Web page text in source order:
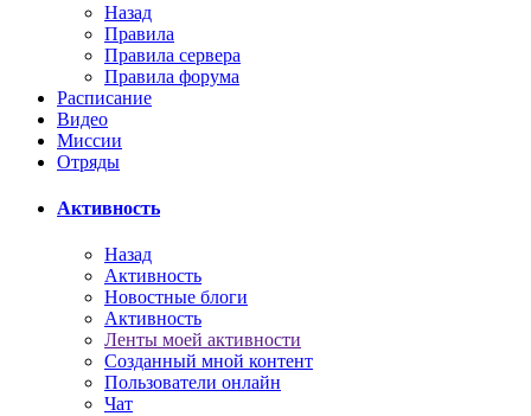
Назад
Правила
Правила сервера
Правила форума
Расписание
Видео
Миссии
Отряды
Активность
Назад
Активность
Новостные блоги
Активность
Ленты моей активности
Созданный мной контент
Пользователи онлайн
Чат